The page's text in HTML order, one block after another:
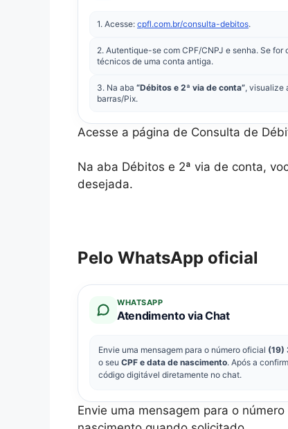
1. Acesse: cpfl.com.br/consulta-debitos.
2. Autentique-se com CPF/CNPJ e senha. Se
técnicos de uma conta antiga.
3. Na aba “Débitos e 2ª via de conta”, visualize
barras/Pix.
Acesse a página de Consulta de
Na aba Débitos e 2ª via de conta,
desejada.
Pelo WhatsApp oficial
WHATSAPP
Atendimento via Chat
Envie uma mensagem para o número oficial (19)
o seu CPF e data de nascimento. Após a
código digitável diretamente no chat.
Envie uma mensagem para o